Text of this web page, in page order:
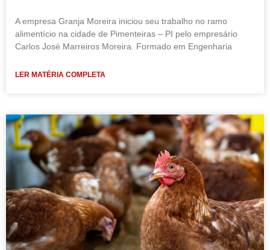
A empresa Granja Moreira iniciou seu trabalho no ramo
alimentício na cidade de Pimenteiras – PI pelo empresário
Carlos José Marreiros Moreira. Formado em Engenharia
LER MATÉRIA COMPLETA